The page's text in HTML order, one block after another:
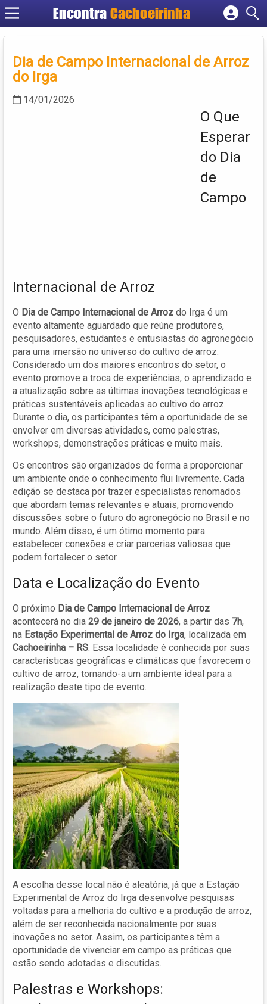
Encontra Cachoeirinha
Cadastrar empresa
Criar conta
Dia de Campo Internacional de Arroz
do Irga
14/01/2026
O Que
Esperar
do Dia
de
Campo
Internacional de Arroz
O Dia de Campo Internacional de Arroz do Irga é um
evento altamente aguardado que reúne produtores,
pesquisadores, estudantes e entusiastas do agronegócio
para uma imersão no universo do cultivo de arroz.
Considerado um dos maiores encontros do setor, o
evento promove a troca de experiências, o aprendizado e
a atualização sobre as últimas inovações tecnológicas e
práticas sustentáveis aplicadas ao cultivo do arroz.
Durante o dia, os participantes têm a oportunidade de se
envolver em diversas atividades, como palestras,
workshops, demonstrações práticas e muito mais.
Os encontros são organizados de forma a proporcionar
um ambiente onde o conhecimento flui livremente. Cada
edição se destaca por trazer especialistas renomados
que abordam temas relevantes e atuais, promovendo
discussões sobre o futuro do agronegócio no Brasil e no
mundo. Além disso, é um ótimo momento para
estabelecer conexões e criar parcerias valiosas que
podem fortalecer o setor.
Data e Localização do Evento
O próximo Dia de Campo Internacional de Arroz
acontecerá no dia 29 de janeiro de 2026, a partir das 7h,
na Estação Experimental de Arroz do Irga, localizada em
Cachoeirinha – RS. Essa localidade é conhecida por suas
características geográficas e climáticas que favorecem o
cultivo de arroz, tornando-a um ambiente ideal para a
realização deste tipo de evento.
A escolha desse local não é aleatória, já que a Estação
Experimental de Arroz do Irga desenvolve pesquisas
voltadas para a melhoria do cultivo e a produção de arroz,
além de ser reconhecida nacionalmente por suas
inovações no setor. Assim, os participantes têm a
oportunidade de vivenciar em campo as práticas que
estão sendo adotadas e discutidas.
Palestras e Workshops: